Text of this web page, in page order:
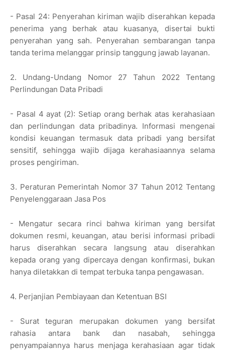
- Pasal 24: Penyerahan kiriman wajib diserahkan kepada
penerima yang berhak atau kuasanya, disertai bukti
penyerahan yang sah. Penyerahan sembarangan tanpa
tanda terima melanggar prinsip tanggung jawab layanan.
2. Undang-Undang Nomor 27 Tahun 2022 Tentang
Perlindungan Data Pribadi
- Pasal 4 ayat (2): Setiap orang berhak atas kerahasiaan
dan perlindungan data pribadinya. Informasi mengenai
kondisi keuangan termasuk data pribadi yang bersifat
sensitif, sehingga wajib dijaga kerahasiaannya selama
proses pengiriman.
3. Peraturan Pemerintah Nomor 37 Tahun 2012 Tentang
Penyelenggaraan Jasa Pos
- Mengatur secara rinci bahwa kiriman yang bersifat
dokumen resmi, keuangan, atau berisi informasi pribadi
harus diserahkan secara langsung atau diserahkan
kepada orang yang dipercaya dengan konfirmasi, bukan
hanya diletakkan di tempat terbuka tanpa pengawasan.
4. Perjanjian Pembiayaan dan Ketentuan BSI
- Surat teguran merupakan dokumen yang bersifat
rahasia antara bank dan nasabah, sehingga
penyampaiannya harus menjaga kerahasiaan agar tidak